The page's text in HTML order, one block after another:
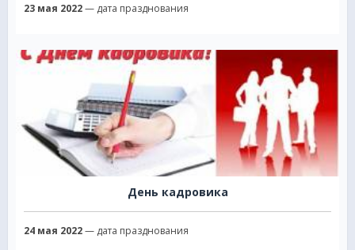
23 мая 2022— дата празднования
День кадровика
24 мая 2022— дата празднования